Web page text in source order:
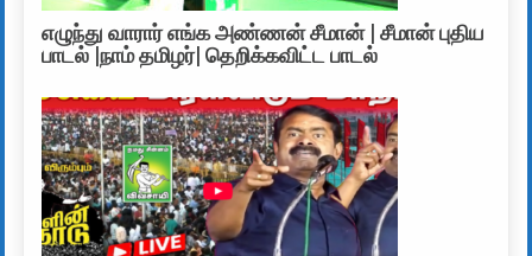
எழுந்து வாரார் எங்க அண்ணன் சீமான் | சீமான் புதிய
பாடல் |நாம் தமிழர்| தெறிக்கவிட்ட பாடல்